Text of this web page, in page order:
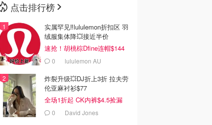
点击排行榜
实属罕见‼️lululemon折扣区 羽
绒服集体降💥接近半价
速抢！胡桃棕Dfine连帽$144
0 lululemon AU
炸裂升级💥DJ折上3折 拉夫劳
伦亚麻衬衫$77
全场1折起 CK内裤$4.5捡漏
0 David Jones